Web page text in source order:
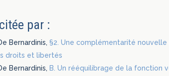
par :
Bernardinis,§2. Une complémentarité
droits et libertés
Bernardinis,B. Un rééquilibrage de la fonction